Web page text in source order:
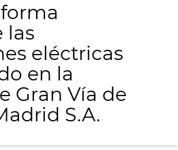
las
eléctricas
en la
Gran Vía de
S.A.